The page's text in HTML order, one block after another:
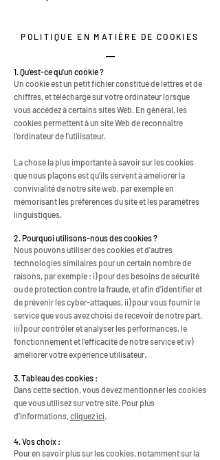
POLITIQUE EN MATIÈRE DE COOKIES
1. Qu'est-ce qu'un cookie ?
Un cookie est un petit fichier constitué de lettres et de
chiffres, et téléchargé sur votre ordinateur lorsque
vous accédez à certains sites Web. En général, les
cookies permettent à un site Web de reconnaître
l'ordinateur de l’utilisateur.
La chose la plus importante à savoir sur les cookies
que nous plaçons est qu'ils servent à améliorer la
convivialité de notre site web, par exemple en
mémorisant les préférences du site et les paramètres
linguistiques.
2. Pourquoi utilisons-nous des cookies ?
Nous pouvons utiliser des cookies et d'autres
technologies similaires pour un certain nombre de
raisons, par exemple : i) pour des besoins de sécurité
ou de protection contre la fraude, et afin d'identifier et
de prévenir les cyber-attaques, ii) pour vous fournir le
service que vous avez choisi de recevoir de notre part,
iii) pour contrôler et analyser les performances, le
fonctionnement et l'efficacité de notre service et iv)
améliorer votre expérience utilisateur.
3. Tableau des cookies :
Dans cette section, vous devez mentionner les cookies
que vous utilisez sur votre site. Pour plus
d'informations, cliquez ici.
4. Vos choix :
Pour en savoir plus sur les cookies, notamment sur la